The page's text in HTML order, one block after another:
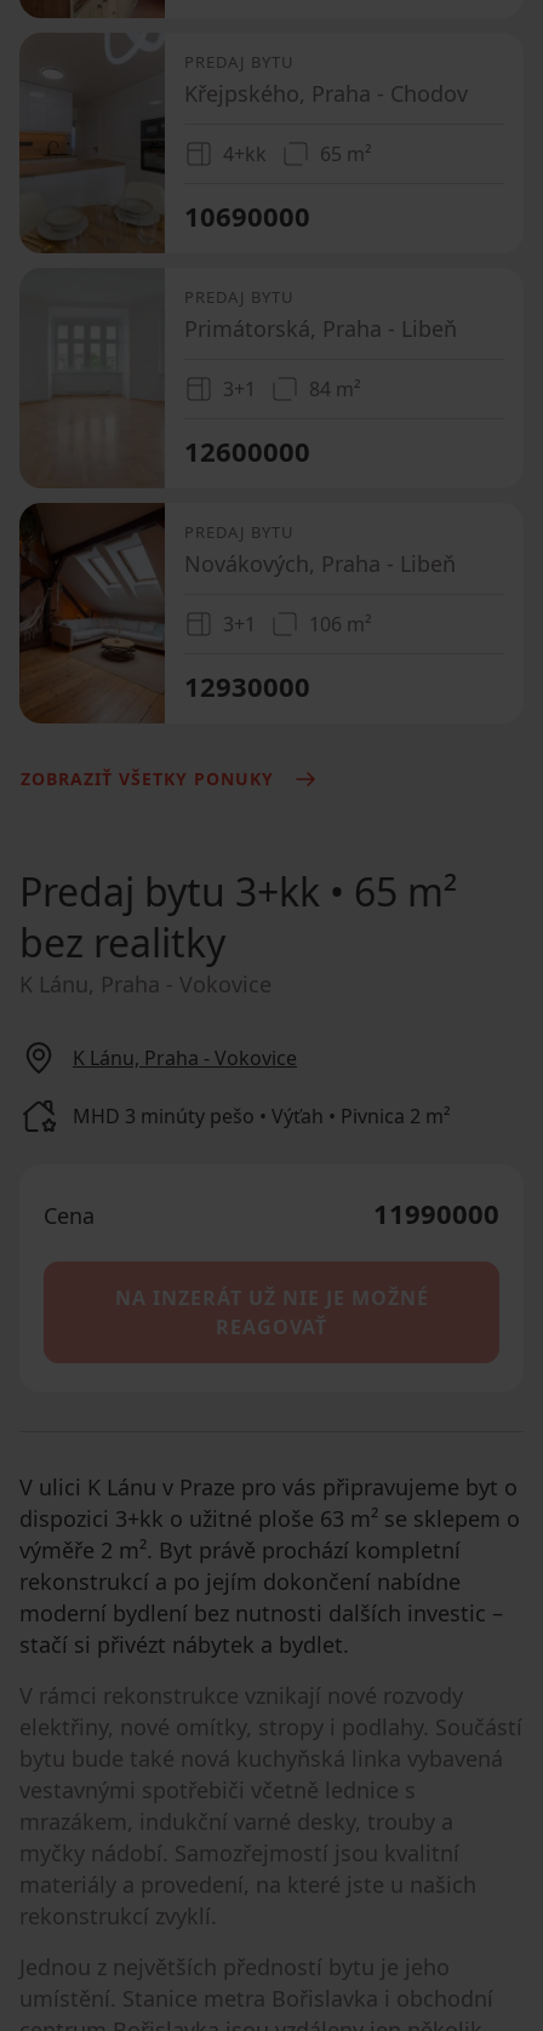
PREDAJ BYTU
Křejpského, Praha - Chodov
4+kk 65 m²
10690000
PREDAJ BYTU
Primátorská, Praha - Libeň
3+1 84 m²
12600000
PREDAJ BYTU
Novákových, Praha - Libeň
3+1 106 m²
12930000
ZOBRAZIŤ VŠETKY PONUKY
Predaj bytu 3+kk • 65 m²
bez realitky
K Lánu, Praha - Vokovice
K Lánu, Praha - Vokovice
MHD 3 minúty pešo • Výťah • Pivnica 2 m²
Cena 11990000
NA INZERÁT UŽ NIE JE MOŽNÉ
REAGOVAŤ
V ulici K Lánu v Praze pro vás připravujeme byt o
dispozici 3+kk o užitné ploše 63 m² se sklepem o
výměře 2 m². Byt právě prochází kompletní
rekonstrukcí a po jejím dokončení nabídne
moderní bydlení bez nutnosti dalších investic –
stačí si přivézt nábytek a bydlet.
V rámci rekonstrukce vznikají nové rozvody
elektřiny, nové omítky, stropy i podlahy. Součástí
bytu bude také nová kuchyňská linka vybavená
vestavnými spotřebiči včetně lednice s
mrazákem, indukční varné desky, trouby a
myčky nádobí. Samozřejmostí jsou kvalitní
materiály a provedení, na které jste u našich
rekonstrukcí zvyklí.
Jednou z největších předností bytu je jeho
umístění. Stanice metra Bořislavka i obchodní